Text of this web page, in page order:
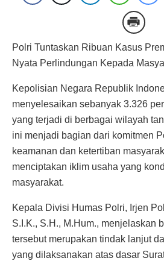
Polri Tuntaskan Ribuan Kasus
Nyata Perlindungan Kepada
Kepolisian Negara Republik
menyelesaikan sebanyak 3.326
yang terjadi di berbagai wilayah
ini menjadi bagian dari komitmen
keamanan dan ketertiban
menciptakan iklim usaha yang
masyarakat.
Kepala Divisi Humas Polri, Irjen
S.I.K., S.H., M.Hum., menjelaskan
tersebut merupakan tindak lanjut
yang dilaksanakan atas dasar